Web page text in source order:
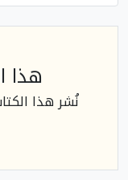
هذا
نُشر هذا